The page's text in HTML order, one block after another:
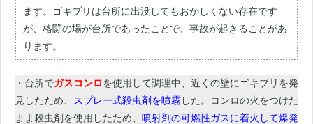
ます。ゴキブリは台所に出没してもおかしくない存在です
が、格闘の場が台所であったことで、事故が起きることがあ
ります。
・台所でガスコンロを使用して調理中、近くの壁にゴキブリを発
見したため、
スプレー式殺虫剤を噴霧した。コンロの火をつけた
まま殺虫剤を使用したため、 噴射剤の可燃性ガスに着火して爆発